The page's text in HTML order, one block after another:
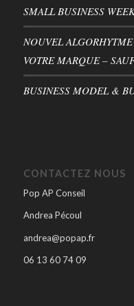
SMALL BUSINESS
NOUVEL
VOTRE MARQUE –
BUSINESS MODEL &
CONTACTEZ NOUS
Pop AP Conseil
Andrea Pécoul
andrea@popap.fr
06 13 60 74 09